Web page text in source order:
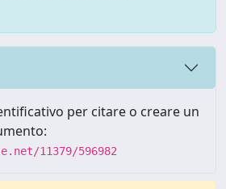
per citare o creare un
11379/596982